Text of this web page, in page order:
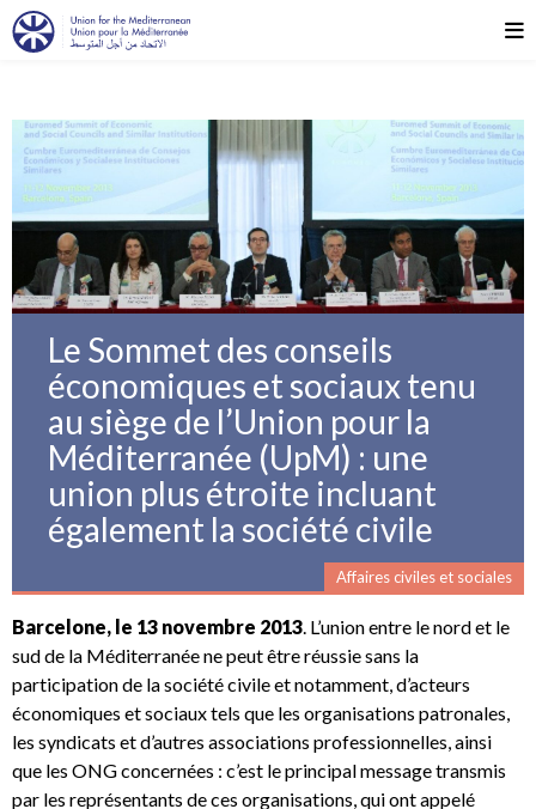
Le Sommet des conseils
économiques et sociaux tenu
au siège de l’Union pour la
Méditerranée (UpM) : une
union plus étroite incluant
également la société civile
Affaires civiles et sociales
Barcelone, le 13 novembre 2013. L’union entre le nord et le
sud de la Méditerranée ne peut être réussie sans la
participation de la société civile et notamment, d’acteurs
économiques et sociaux tels que les organisations patronales,
les syndicats et d’autres associations professionnelles, ainsi
que les ONG concernées : c’est le principal message transmis
par les représentants de ces organisations, qui ont appelé